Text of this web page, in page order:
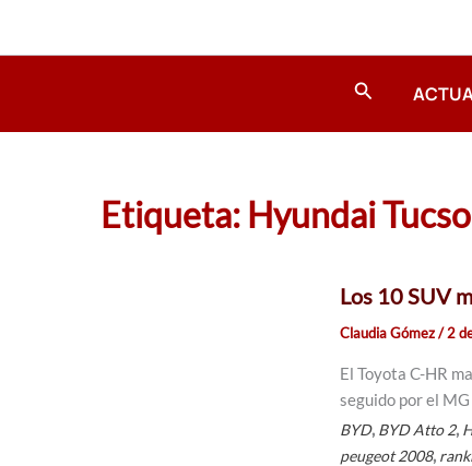
Buscar
Etiqueta: Hyundai
Los 10 SUV
Claudia Gómez/2
El Toyota C-HR
seguido por el MG
BYD, BYD Atto 2,
peugeot 2008,